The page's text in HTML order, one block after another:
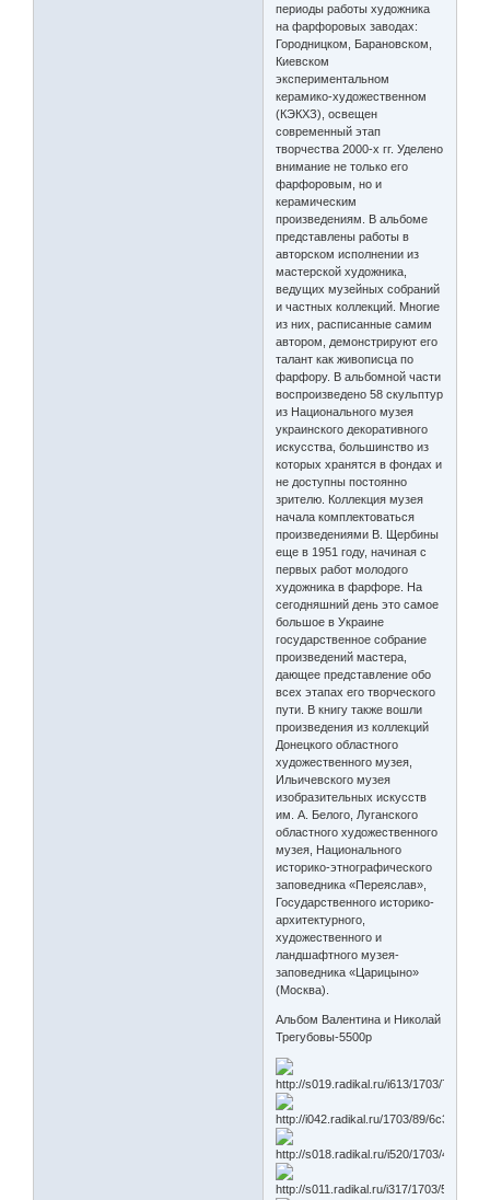
периоды работы художника
на фарфоровых заводах:
Городницком, Барановском,
Киевском
экспериментальном
керамико-художественном
(КЭКХЗ), освещен
современный этап
творчества 2000-х гг. Уделено
внимание не только его
фарфоровым, но и
керамическим
произведениям. В альбоме
представлены работы в
авторском исполнении из
мастерской художника,
ведущих музейных собраний
и частных коллекций. Многие
из них, расписанные самим
автором, демонстрируют его
талант как живописца по
фарфору. В альбомной части
воспроизведено 58 скульптур
из Национального музея
украинского декоративного
искусства, большинство из
которых хранятся в фондах и
не доступны постоянно
зрителю. Коллекция музея
начала комплектоваться
произведениями В. Щербины
еще в 1951 году, начиная с
первых работ молодого
художника в фарфоре. На
сегодняшний день это самое
большое в Украине
государственное собрание
произведений мастера,
дающее представление обо
всех этапах его творческого
пути. В книгу также вошли
произведения из коллекций
Донецкого областного
художественного музея,
Ильичевского музея
изобразительных искусств
им. А. Белого, Луганского
областного художественного
музея, Национального
историко-этнографического
заповедника «Переяслав»,
Государственного историко-
архитектурного,
художественного и
ландшафтного музея-
заповедника «Царицыно»
(Москва).
Альбом Валентина и Николай
Трегубовы-5500р